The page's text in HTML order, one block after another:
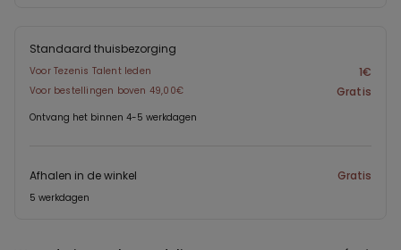
Standaard thuisbezorging
Voor Tezenis Talent leden 1€
Voor bestellingen boven 49,00€ Gratis
Ontvang het binnen 4-5 werkdagen
Afhalen in de winkel Gratis
5 werkdagen